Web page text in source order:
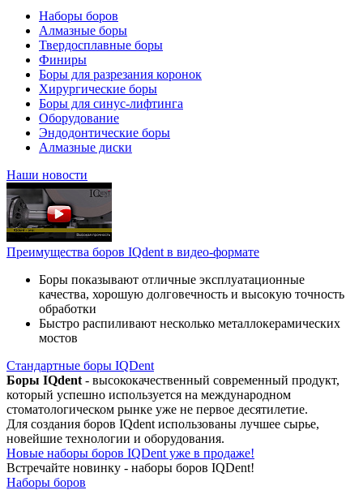
Наборы боров
Алмазные боры
Твердосплавные боры
Финиры
Боры для разрезания коронок
Хирургические боры
Боры для синус-лифтинга
Оборудование
Эндодонтические боры
Алмазные диски
Наши новости
Преимущества боров IQdent в видео-формате
Боры показывают отличные эксплуатационные
качества, хорошую долговечность и высокую точность
обработки
Быстро распиливают несколько металлокерамических
мостов
Стандартные боры IQDent
Боры IQdent - высококачественный современный продукт,
который успешно используется на международном
стоматологическом рынке уже не первое десятилетие.
Для создания боров IQdent использованы лучшее сырье,
новейшие технологии и оборудования.
Новые наборы боров IQDent уже в продаже!
Встречайте новинку - наборы боров IQDent!
Наборы боров